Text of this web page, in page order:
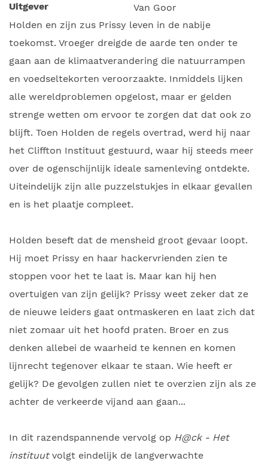
Uitgever
Van Goor
Holden en zijn zus Prissy leven in de nabije
toekomst. Vroeger dreigde de aarde ten onder te
gaan aan de klimaatverandering die natuurrampen
en voedseltekorten veroorzaakte. Inmiddels lijken
alle wereldproblemen opgelost, maar er gelden
strenge wetten om ervoor te zorgen dat dat ook zo
blijft. Toen Holden de regels overtrad, werd hij naar
het Cliffton Instituut gestuurd, waar hij steeds meer
over de ogenschijnlijk ideale samenleving ontdekte.
Uiteindelijk zijn alle puzzelstukjes in elkaar gevallen
en is het plaatje compleet.
Holden beseft dat de mensheid groot gevaar loopt.
Hij moet Prissy en haar hackervrienden zien te
stoppen voor het te laat is. Maar kan hij hen
overtuigen van zijn gelijk? Prissy weet zeker dat ze
de nieuwe leiders gaat ontmaskeren en laat zich dat
niet zomaar uit het hoofd praten. Broer en zus
denken allebei de waarheid te kennen en komen
lijnrecht tegenover elkaar te staan. Wie heeft er
gelijk? De gevolgen zullen niet te overzien zijn als ze
achter de verkeerde vijand aan gaan...
In dit razendspannende vervolg op H@ck - Het
instituutvolgt eindelijk de langverwachte